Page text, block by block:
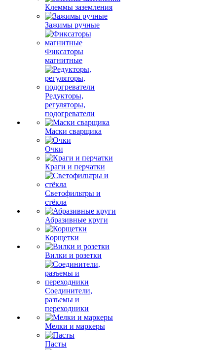
Клеммы заземления
Зажимы ручные
Фиксаторы
магнитные
Редукторы,
регуляторы,
подогреватели
Маски сварщика
Очки
Краги и перчатки
Светофильтры и
стёкла
Абразивные круги
Корщетки
Вилки и розетки
Соединители,
разъемы и
переходники
Мелки и маркеры
Пасты